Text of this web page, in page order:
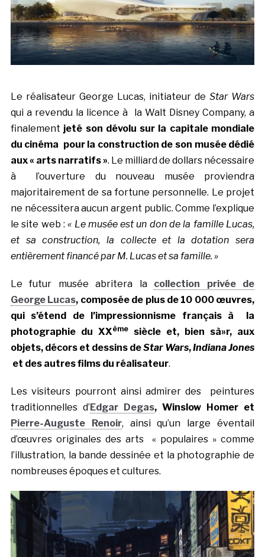
Le réalisateur George Lucas, initiateur deStar Wars
qui a revendu la licence à la Walt Disney Company, a
finalement jeté son dévolu sur la capitale mondiale
du cinéma pour la construction de son musée dédié
aux « arts narratifs ». Le milliard de dollars nécessaire
à l’ouverture du nouveau musée proviendra
majoritairement de sa fortune personnelle. Le projet
ne nécessitera aucun argent public. Comme l’explique
le site web : « Le musée est un don de la famille Lucas,
et sa construction, la collecte et la dotation sera
entièrement financé par M. Lucas et sa famille. »
Le futur musée abritera la
collection privée de
George Lucas, composée de plus de 10 000 œuvres,
qui s’étend de l’impressionnisme français à la
photographie du XXèmesiècle et, bien sà»r, aux
objets, décors et dessins deStar Wars,Indiana Jones
et des autres films du réalisateur.
Les visiteurs pourront ainsi admirer des peintures
traditionnelles d’Edgar Degas, Winslow Homer et
Pierre-Auguste Renoir, ainsi qu’un large éventail
d’œuvres originales des arts « populaires » comme
l’illustration, la bande dessinée et la photographie de
nombreuses époques et cultures.